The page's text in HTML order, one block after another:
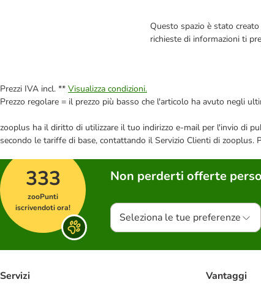
Questo spazio è stato
richieste di informazioni ti
Prezzi IVA incl. ** Visualizza condizioni.
Prezzo regolare = il prezzo più basso che l'articolo ha avuto negli
zooplus ha il diritto di utilizzare il tuo indirizzo e-mail per l'invio di
secondo le tariffe di base, contattando il Servizio Clienti di zooplus.
333
zooPunti
iscrivendoti ora!
Non perderti offerte
Seleziona le tue preferenze
Servizi Vantaggi